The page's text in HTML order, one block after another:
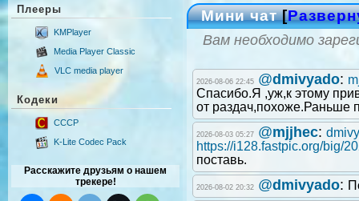
Плееры
KMPlayer
Media Player Classic
VLC media player
Кодеки
CCCP
K-Lite Codec Pack
Расскажите друзьям о нашем
трекере!
Мини чат[
Вам необходимо
2026-08-06 22:45 @dmivyado:
Спасибо.Я ,уж,к этому
от раздач,похоже.Раньше
2026-08-03 05:27 @mjjhec:
https://i128.fastpic.org/big/
поставь.
2026-08-02 20:32 @dmivyado: